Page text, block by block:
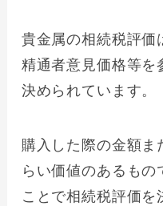
貴金属の相続税評価
精通者意見価格等を
決められています。
購入した際の金額ま
らい価値のあるもの
ことで相続税評価を